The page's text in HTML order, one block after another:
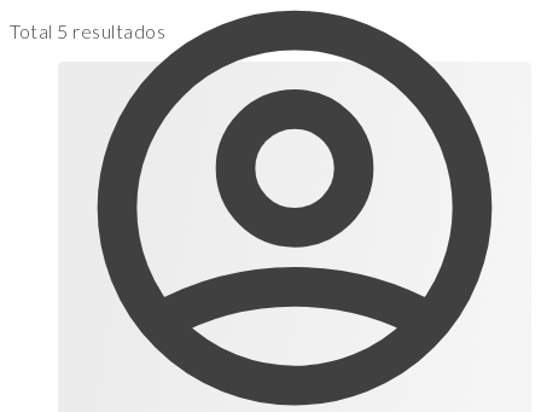
Total 5 resultados